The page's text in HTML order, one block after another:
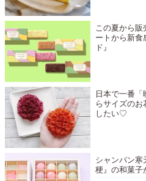
この夏から
ートから新食
ド』
日本で一番
らサイズの
したい♡
シャンパン
梗』の和菓子